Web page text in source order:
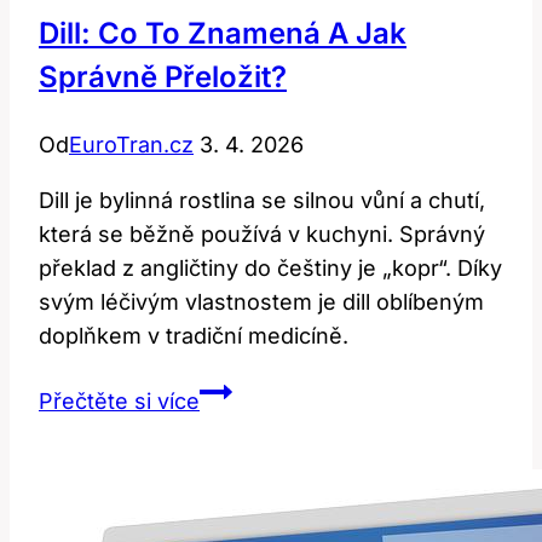
Dill: Co To Znamená A Jak
Správně Přeložit?
OdEuroTran.cz 3. 4. 2026
Dill je bylinná rostlina se silnou vůní a chutí,
která se běžně používá v kuchyni. Správný
překlad z angličtiny do češtiny je „kopr“. Díky
svým léčivým vlastnostem je dill oblíbeným
doplňkem v tradiční medicíně.
Přečtěte si víceDill:
a